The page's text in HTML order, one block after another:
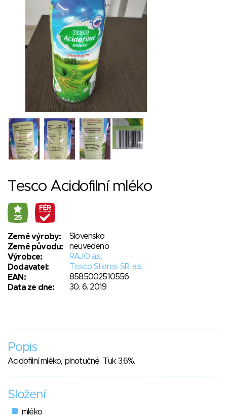
Tesco Acidofilní mléko
25
Země výroby:
Slovensko
Země původu:
neuvedeno
Výrobce:
RAJO a.s.
Dodavatel:
Tesco Stores SR, a.s.
EAN:
8585002510556
Data ze dne:
30. 6. 2019
Popis
Acidofilní mléko, plnotučné. Tuk 3,6%.
Složení
mléko